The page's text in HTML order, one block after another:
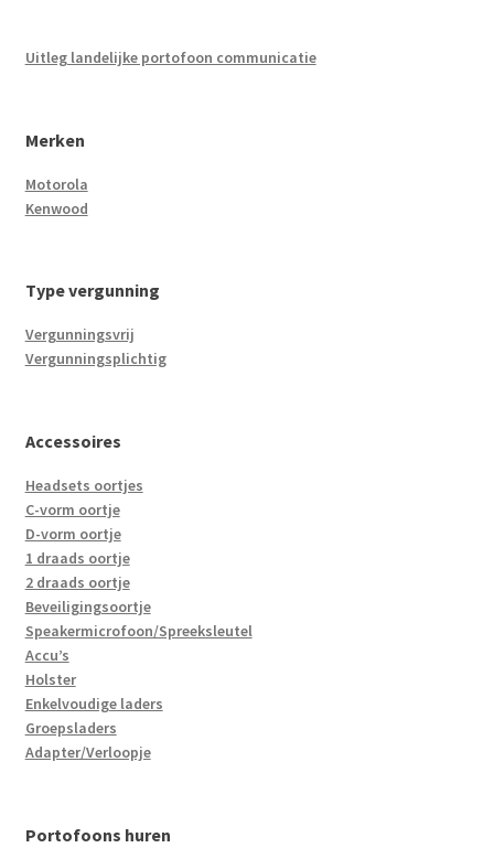
Uitleg landelijke portofoon communicatie
Merken
Motorola
Kenwood
Type vergunning
Vergunningsvrij
Vergunningsplichtig
Accessoires
Headsets oortjes
C-vorm oortje
D-vorm oortje
1 draads oortje
2 draads oortje
Beveiligingsoortje
Speakermicrofoon/Spreeksleutel
Accu’s
Holster
Enkelvoudige laders
Groepsladers
Adapter/Verloopje
Portofoons huren